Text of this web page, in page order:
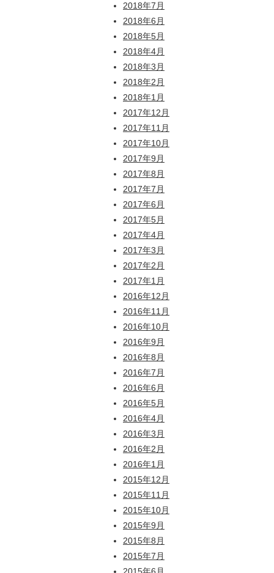
2018年7月
2018年6月
2018年5月
2018年4月
2018年3月
2018年2月
2018年1月
2017年12月
2017年11月
2017年10月
2017年9月
2017年8月
2017年7月
2017年6月
2017年5月
2017年4月
2017年3月
2017年2月
2017年1月
2016年12月
2016年11月
2016年10月
2016年9月
2016年8月
2016年7月
2016年6月
2016年5月
2016年4月
2016年3月
2016年2月
2016年1月
2015年12月
2015年11月
2015年10月
2015年9月
2015年8月
2015年7月